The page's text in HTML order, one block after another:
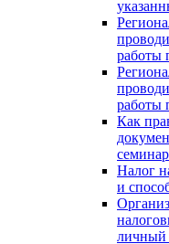
работы
работы
Как
Налог
и
личный